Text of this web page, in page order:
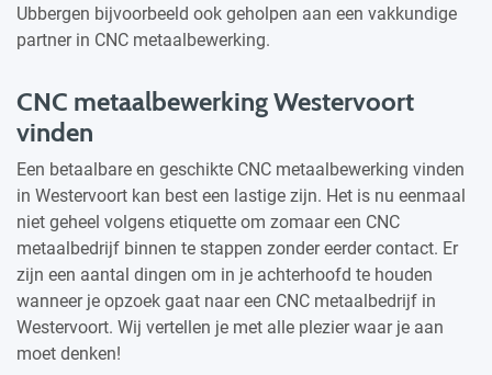
Ubbergen bijvoorbeeld ook geholpen aan een vakkundige
partner in CNC metaalbewerking.
CNC metaalbewerking Westervoort
vinden
Een betaalbare en geschikte CNC metaalbewerking vinden
in Westervoort kan best een lastige zijn. Het is nu eenmaal
niet geheel volgens etiquette om zomaar een CNC
metaalbedrijf binnen te stappen zonder eerder contact. Er
zijn een aantal dingen om in je achterhoofd te houden
wanneer je opzoek gaat naar een CNC metaalbedrijf in
Westervoort. Wij vertellen je met alle plezier waar je aan
moet denken!